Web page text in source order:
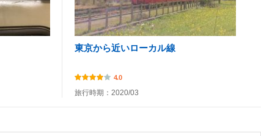
東京から近いローカル線
4.0
旅行時期：2020/03